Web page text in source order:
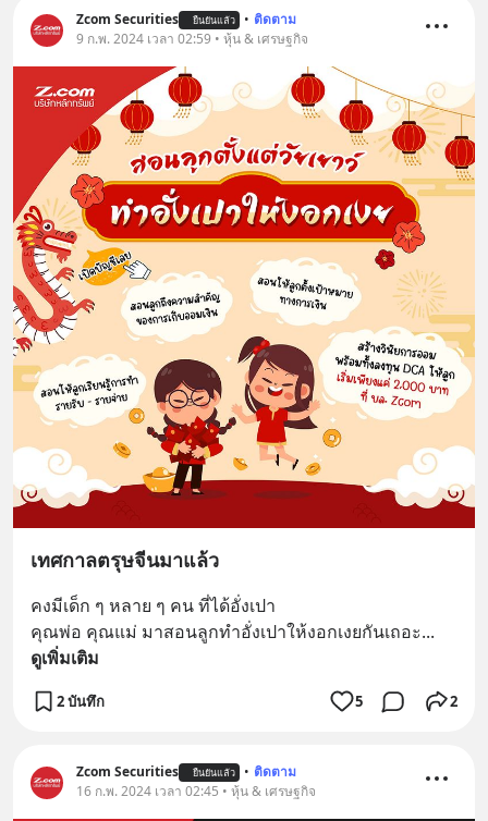
Zcom Securities ยืนยันแล้ว • ติดตาม
9 ก.พ. 2024 เวลา 02:59 • หุ้น & เศรษฐกิจ
เทศกาลตรุษจีนมาแล้ว
คงมีเด็ก ๆ หลาย ๆ คน ที่ได้อั่งเปา
คุณพ่อ คุณแม่ มาสอนลูกทำอั่งเปาให้งอกเงยกันเถอะ...
ดูเพิ่มเติม
2 บันทึก 5 2
Zcom Securities ยืนยันแล้ว • ติดตาม
16 ก.พ. 2024 เวลา 02:45 • หุ้น & เศรษฐกิจ